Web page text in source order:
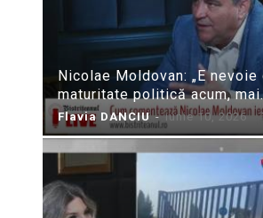
Nicolae Moldovan: „E nevoie
maturitate politică acum,
Flavia DANCIU - iunie 10, 2026